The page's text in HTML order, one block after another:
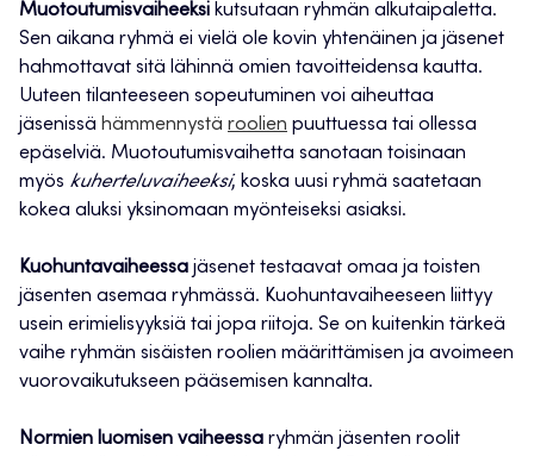
Muotoutumisvaiheeksi kutsutaan ryhmän alkutaipaletta.
Sen aikana ryhmä ei vielä ole kovin yhtenäinen ja jäsenet
hahmottavat sitä lähinnä omien tavoitteidensa kautta.
Uuteen tilanteeseen sopeutuminen voi aiheuttaa
jäsenissä hämmennystä roolien puuttuessa tai ollessa
epäselviä. Muotoutumisvaihetta sanotaan toisinaan
myös kuherteluvaiheeksi, koska uusi ryhmä saatetaan
kokea aluksi yksinomaan myönteiseksi asiaksi.
Kuohuntavaiheessa jäsenet testaavat omaa ja toisten
jäsenten asemaa ryhmässä. Kuohuntavaiheeseen liittyy
usein erimielisyyksiä tai jopa riitoja. Se on kuitenkin tärkeä
vaihe ryhmän sisäisten roolien määrittämisen ja avoimeen
vuorovaikutukseen pääsemisen kannalta.
Normien luomisen vaiheessa ryhmän jäsenten roolit